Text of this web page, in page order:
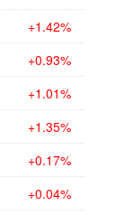
+1.42%
+0.93%
+1.01%
+1.35%
+0.17%
+0.04%